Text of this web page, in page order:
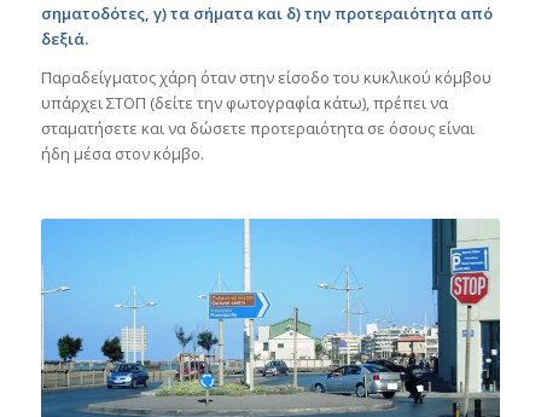
σηματοδότες, γ) τα σήματα και δ) την προτεραιότητα από
δεξιά.
Παραδείγματος χάρη όταν στην είσοδο του κυκλικού κόμβου
υπάρχει ΣΤΟΠ (δείτε την φωτογραφία κάτω), πρέπει να
σταματήσετε και να δώσετε προτεραιότητα σε όσους είναι
ήδη μέσα στον κόμβο.